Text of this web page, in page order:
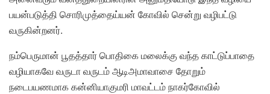
பயன்படுத்தி சொரிமுத்தைய்யன் கோவில் சென்று வழிபட்டு
வருகின்றனர்.
நம்பெருமான் பூதத்தார் பொதிகை மலைக்கு வந்த காட்டுப்பாதை
வழியாகவே வருடா வருடம் ஆடிஅமாவாசை தோறும்
நடைபயணமாக கன்னியாகுமரி மாவட்டம் நாகர்கோவில்